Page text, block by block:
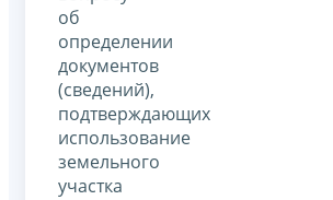
об
определении
документов
(сведений),
подтверждающих
использование
земельного
участка